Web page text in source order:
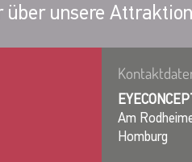
über unsere
Am
Homburg